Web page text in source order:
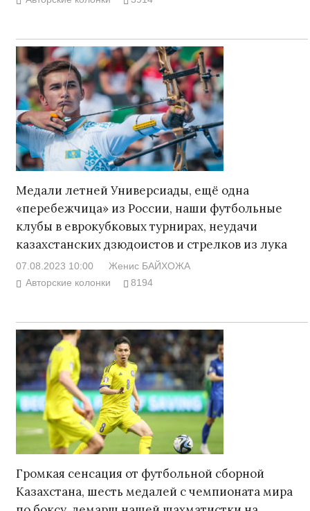
Медали летней Универсиады, ещё одна
«перебежчица» из России, наши футбольные
клубы в еврокубковых турнирах, неудачи
казахстанских дзюдоистов и стрелков из лука
07.08.2023 10:00
Женис БАЙХОЖА
Авторские колонки
8194
Громкая сенсация от футбольной сборной
Казахстана, шесть медалей с чемпионата мира